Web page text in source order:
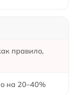
правило,
на 20–40%